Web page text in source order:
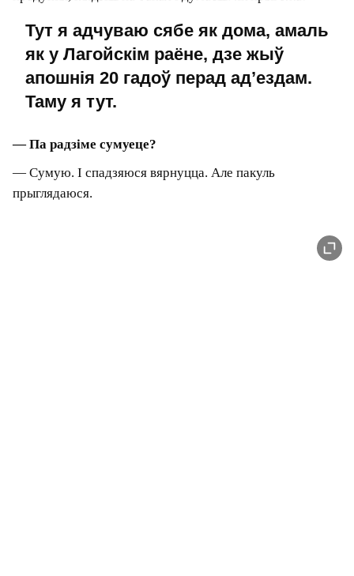
У плане клімату мне больш
падабаецца Партугалія. Прыязная і
прывабная краіна, але
своеасаблівая: там жывуць вельмі
душэўныя людзі, дрэнна
працы. Я ж выхаваны ў традыцыі
адказнасці і дысцыпліны, і
сутыкненне з грамадствам, у якім